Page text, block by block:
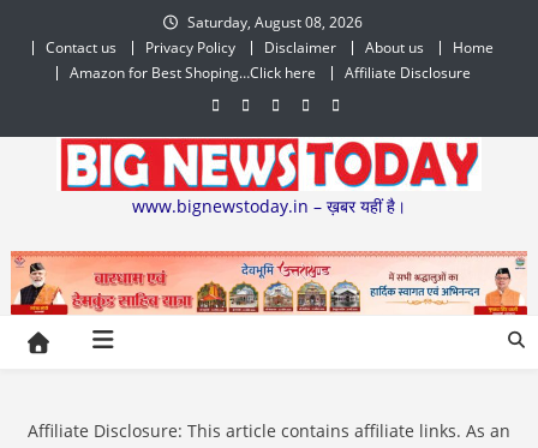
content
Saturday, August 08, 2026
Contact us
Privacy Policy Disclaimer About us
Home
Amazon for Best Shoping…Click here
Affiliate Disclosure
www.bignewstoday.in – ख़बर यहीं है।
Affiliate Disclosure: This article contains affiliate links. As an